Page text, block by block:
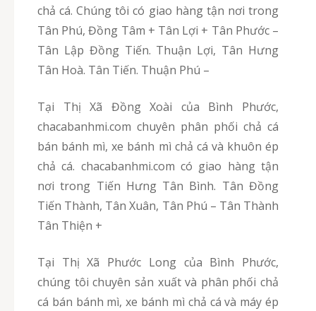
chả cá. Chúng tôi có giao hàng tận nơi trong
Tân Phú, Đồng Tâm + Tân Lợi + Tân Phước –
Tân Lập Đồng Tiến. Thuận Lợi, Tân Hưng
Tân Hoà. Tân Tiến. Thuận Phú –
Tại Thị Xã Đồng Xoài của Bình Phước,
chacabanhmi.com chuyên phân phối chả cá
bán bánh mì, xe bánh mì chả cá và khuôn ép
chả cá. chacabanhmi.com có giao hàng tận
nơi trong Tiến Hưng Tân Bình. Tân Đồng
Tiến Thành, Tân Xuân, Tân Phú – Tân Thành
Tân Thiện +
Tại Thị Xã Phước Long của Bình Phước,
chúng tôi chuyên sản xuất và phân phối chả
cá bán bánh mì, xe bánh mì chả cá và máy ép